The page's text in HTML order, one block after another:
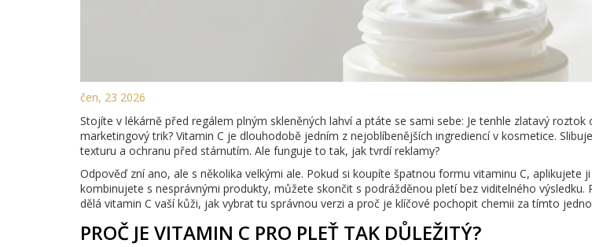
čen, 23 2026
Stojíte v lékárně před regálem plným skleněných lahví a ptáte se sami sebe: Je tenhle zlatavý
marketingový trik? Vitamin C je dlouhodobě jedním z nejoblíbenějších ingrediencí v kosmetice.
texturu a ochranu před stárnutím. Ale funguje to tak, jak tvrdí reklamy?
Odpověď zní ano, ale s několika velkými ale. Pokud si koupíte špatnou formu vitaminu C, aplikujete
kombinujete s nesprávnými produkty, můžete skončit s podrážděnou pletí bez viditelného
dělá vitamin C vaší kůži, jak vybrat tu správnou verzi a proč je klíčové pochopit chemii za tímto
PROČ JE VITAMIN C PRO PLEŤ TAK DŮLEŽITÝ?